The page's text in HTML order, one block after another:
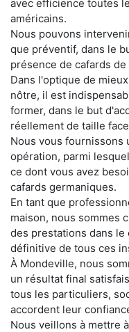
avec efficience toutes
américains.
Nous pouvons
que préventif, dans le
présence de cafards
Dans l'optique de
nôtre, il est
former, dans le but
réellement de taille
Nous vous fournissons
opération, parmi
ce dont vous avez
cafards germaniques.
En tant que
maison, nous sommes
des prestations dans
définitive de tous ces
À Mondeville, nous
un résultat final
tous les particuliers,
accordent leur
Nous veillons à mettre